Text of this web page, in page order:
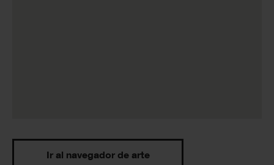
Ir al navegador de arte